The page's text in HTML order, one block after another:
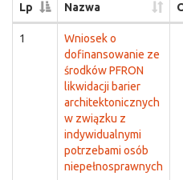
Lp Nazwa
1
Wniosek o
dofinansowanie ze
środków PFRON
likwidacji barier
architektonicznych
w związku z
indywidualnymi
potrzebami osób
niepełnosprawnych